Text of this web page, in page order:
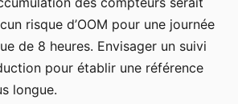
risque d’OOM pour une journée
de 8 heures. Envisager un suivi
pour établir une référence
longue.